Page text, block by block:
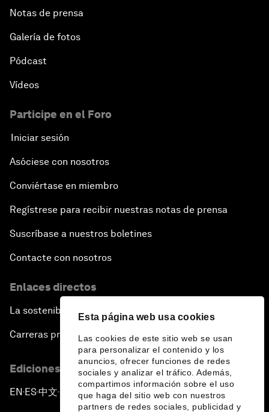
Esta página web usa cookies
Las cookies de este sitio web se usan
para personalizar el contenido y los
anuncios, ofrecer funciones de redes
sociales y analizar el tráfico. Además,
compartimos información sobre el uso
que haga del sitio web con nuestros
partners de redes sociales, publicidad y
Notas de prensa
Galería de fotos
Pódcast
Vídeos
Participe en el Foro
Iniciar sesión
Asóciese con nosotros
Conviértase en miembro
Regístrese para recibir nuestras notas de prensa
Suscríbase a nuestros boletines
Contacte con nosotros
Enlaces directos
La sostenibilidad en el Foro
Carreras profesionales
Ediciones en otros idiomas
EN ▪ES▪中文▪ 日本語